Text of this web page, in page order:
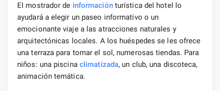
El mostrador de informaciónturística del hotel lo
ayudará a elegir un paseo informativo o un
emocionante viaje a las atracciones naturales y
arquitectónicas locales. A los huéspedes se les ofrece
una terraza para tomar el sol, numerosas tiendas. Para
niños: una piscina climatizada, un club, una discoteca,
animación temática.